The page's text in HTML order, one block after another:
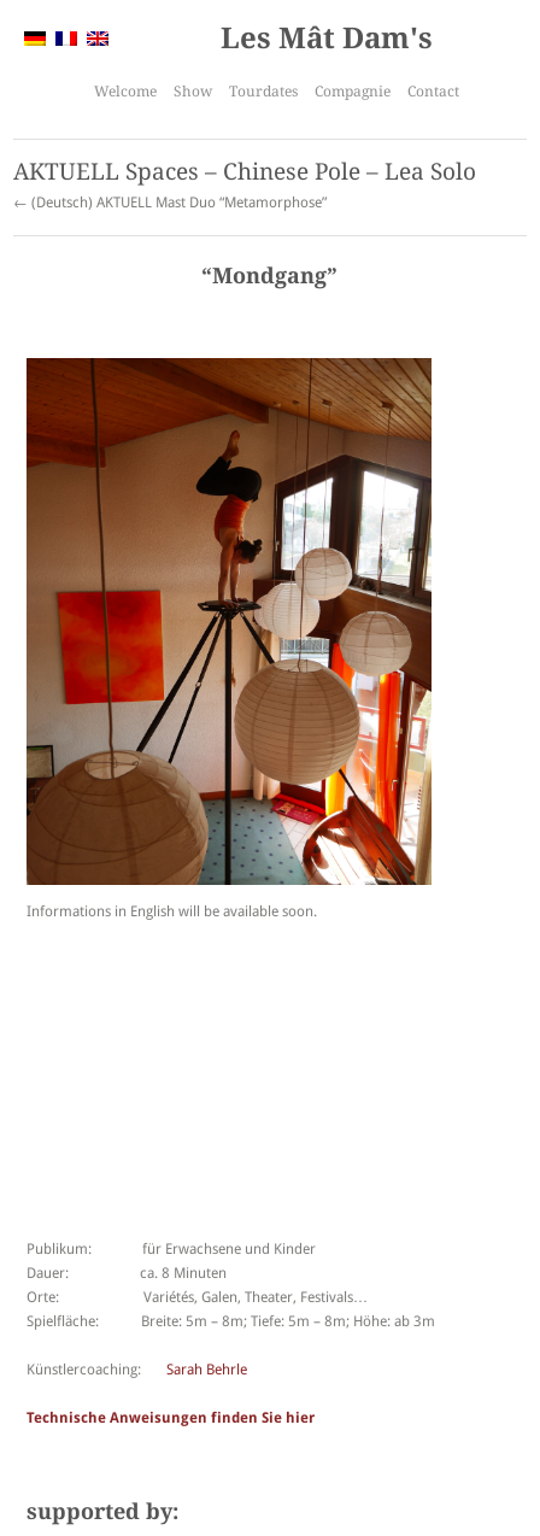
Les Mât Dam's
Welcome Show Tourdates Compagnie Contact
AKTUELL Spaces – Chinese Pole – Lea Solo
← (Deutsch) AKTUELL Mast Duo “Metamorphose”
“Mondgang”
Informations in English will be available soon.
Publikum: für Erwachsene und Kinder
Dauer: ca. 8 Minuten
Orte: Variétés, Galen, Theater, Festivals…
Spielfläche: Breite: 5m – 8m; Tiefe: 5m – 8m; Höhe: ab 3m
Künstlercoaching: Sarah Behrle
Technische Anweisungen finden Sie hier
supported by: